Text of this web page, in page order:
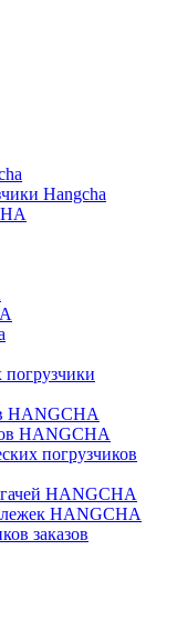
Hangcha
HANGCHA
HANGCHA
погрузчиков
HANGCHA
HANGCHA
заказов